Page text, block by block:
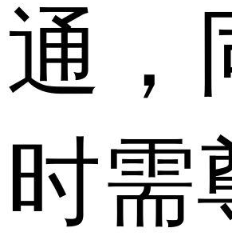
通，
时需